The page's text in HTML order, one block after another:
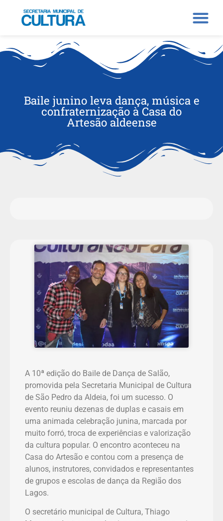
Baile junino leva dança, música e
confraternização à Casa do
Artesão aldeense
A 10ª edição do Baile de Dança de Salão,
promovida pela Secretaria Municipal de Cultura
de São Pedro da Aldeia, foi um sucesso. O
evento reuniu dezenas de duplas e casais em
uma animada celebração junina, marcada por
muito forró, troca de experiências e valorização
da cultura popular. O encontro aconteceu na
Casa do Artesão e contou com a presença de
alunos, instrutores, convidados e representantes
de grupos e escolas de dança da Região dos
Lagos.
O secretário municipal de Cultura, Thiago